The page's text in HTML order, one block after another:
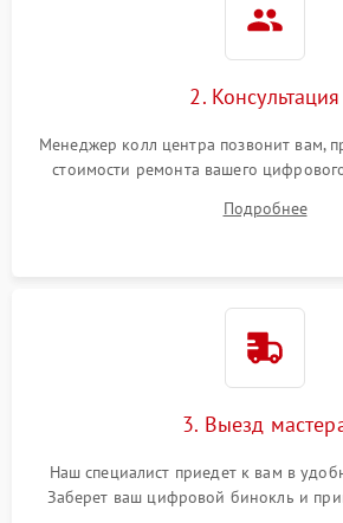
2. Консультация
Менеджер колл центра позвонит вам,
стоимости ремонта вашего
Подробнее
3. Выезд
Наш специалист приедет к вам в
Заберет ваш цифровой бинокль и